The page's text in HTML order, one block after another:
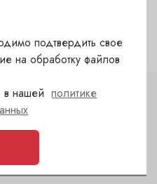
подтвердить свое
на обработку файлов
в нашейполитике